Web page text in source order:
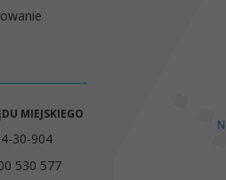
MIEJSKIEGO
30-904
530 577